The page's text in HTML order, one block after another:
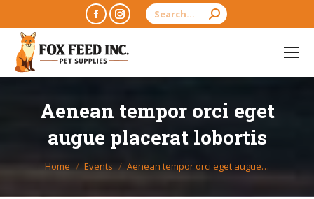
Facebook
opens
in
window
Instagram
opens
in
window
Search:
Aenean tempor orci eget
augue placerat lobortis
You are here:
Home Events Aenean tempor orci eget augue…